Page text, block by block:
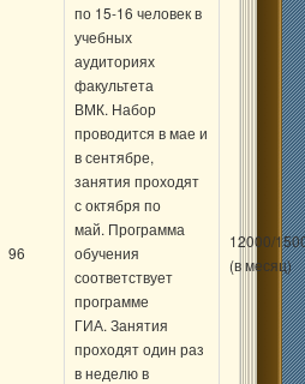
96
по 15-16 человек в
учебных
аудиториях
факультета
ВМК. Набор
проводится в мае и
в сентябре,
занятия проходят
с октября по
май. Программа
обучения
соответствует
программе
ГИА. Занятия
проходят один раз
в неделю в
12000/
(в месяц)